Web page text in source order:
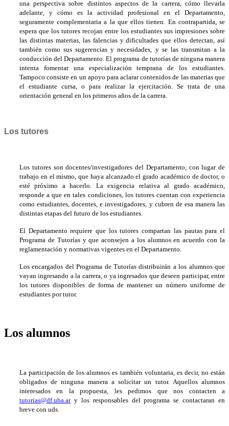
una perspectiva sobre distintos aspectos de la carrera, cómo llevarla
adelante, y cómo es la actividad profesional en el Departamento,
seguramente complementaria a la que ellos tienen. En contrapartida, se
espera que los tutores recojan entre los estudiantes sus impresiones sobre
las distintas materias, las falencias y dificultades que ellos detectan, así
también como sus sugerencias y necesidades, y se las transmitan a la
conducción del Departamento. El programa de tutorías de ninguna manera
intenta fomentar una especialización temprana de los estudiantes.
Tampoco consiste en un apoyo para aclarar contenidos de las materias que
el estudiante cursa, o para realizar la ejercitación. Se trata de una
orientación general en los primeros años de la carrera.
Los tutores
Los tutores son docentes/investigadores del Departamento, con lugar de
trabajo en el mismo, que haya alcanzado el grado académico de doctor, o
esté próximo a hacerlo. La exigencia relativa al grado académico,
responde a que en tales condiciones, los tutores cuentan con experiencia
como estudiantes, docentes, e investigadores, y cubren de esa manera las
distintas etapas del futuro de los estudiantes.
El Departamento requiere que los tutores compartan las pautas para el
Programa de Tutorías y que aconsejen a los alumnos en acuerdo con la
reglamentación y normativas vigentes en el Departamento.
Los encargados del Programa de Tutorías distribuirán a los alumnos que
vayan ingresando a la carrera, o ya ingresados que deseen participar, entre
los tutores disponibles de forma de mantener un número uniforme de
estudiantes por tutor.
Los alumnos
La participación de los alumnos es también voluntaria, es decir, no están
obligados de ninguna manera a solicitar un tutor. Aquellos alumnos
interesados en la propuesta, les pedimos que nos contacten a
tutorias@df.uba.ary los responsables del programa se contactaran en
breve con uds.